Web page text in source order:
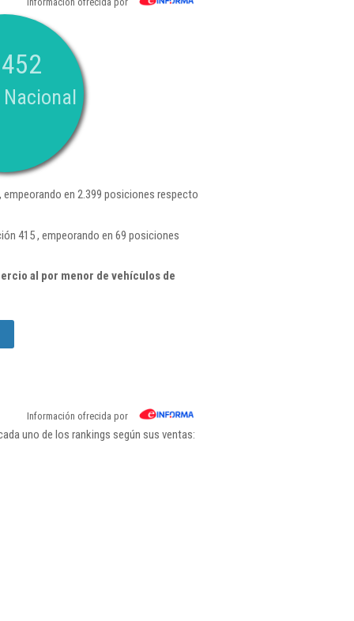
en 2.399 posiciones respecto
415 , empeorando en 69 posiciones
al por menor de vehículos de
Información ofrecida por
uno de los rankings según sus ventas: